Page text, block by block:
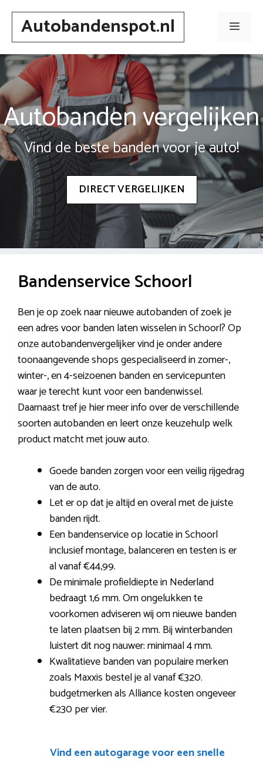
Spring
inhoudAutobandenspot.nl Menu
Autobanden vergelijken
Vind de beste banden voor je auto!
DIRECT VERGELIJKEN
Bandenservice Schoorl
Ben je op zoek naar nieuwe autobanden of zoek je
een adres voor banden laten wisselen in Schoorl? Op
onze autobandenvergelijker vind je onder andere
toonaangevende shops gespecialiseerd in zomer-,
winter-, en 4-seizoenen banden en servicepunten
waar je terecht kunt voor een bandenwissel.
Daarnaast tref je hier meer info over de verschillende
soorten autobanden en leert onze keuzehulp welk
product matcht met jouw auto.
Goede banden zorgen voor een veilig rijgedrag
van de auto.
Let er op dat je altijd en overal met de juiste
banden rijdt.
Een bandenservice op locatie in Schoorl
inclusief montage, balanceren en testen is er
al vanaf €44,99.
De minimale profieldiepte in Nederland
bedraagt 1,6 mm. Om ongelukken te
voorkomen adviseren wij om nieuwe banden
te laten plaatsen bij 2 mm. Bij winterbanden
luistert dit nog nauwer: minimaal 4 mm.
Kwalitatieve banden van populaire merken
zoals Maxxis bestel je al vanaf €320.
budgetmerken als Alliance kosten ongeveer
€230 per vier.
Vind een autogarage voor een snelle